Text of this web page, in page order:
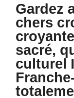
Gardez
chers
sacré,
culturel